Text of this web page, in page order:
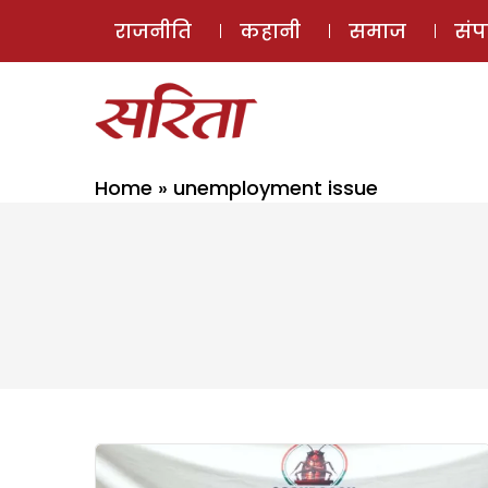
राजनीति कहानी समाज
Home » unemployment issue